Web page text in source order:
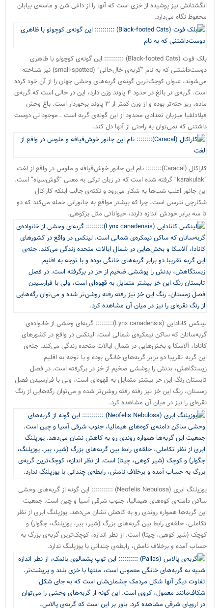
انگشتانش نیز پوشیده از خزی است که آنها را از داغی شن و ماسه‌ی بیابان
محفوظ نگاه می‌دارد.
بلک فوت (Black-footed Cats) :::::::::: این گونه‌ی کوچولو با ظاهری
دوست‌داشتنی که به نام “گربه‌ی خال‌خالی” (small-spotted) نیز شناخته
می‌شوند، عنوان کوچک‌ترین گونه‌ی گربه‌های وحشی جهان را از آن خود کرده
است. گربه‌ی نر بالغ در حدود ۴ پاوند وزن دارد، این در حالی است که گربه‌ی
ماده، ریز جثه‌تر بوده و از وزن کمتر از ۳ پاوند برخوردار است. باغ وحش
فیلادلفیا میزبان تعدادی محدود از این گونه‌ی گربه است . موجوداتی دوست
داشتنی که نمی‌توان به راحتی از آنها دل کند.
کاراکال (Caracal):::::::: نام این جانور خوش‌قیافه و ملوس در واقع از لغت
“karakulak” گرفته شده است که در زبان ترکی به معنی “گوش‌سیاه” است.
این جانور اغلب شب‌ها به شکار می‌رود و نکته‌ی جالب اینکه کاراکال
شکارچی نترسی است، چرا که بیشتر مواقع به جانورانی حمله می‌کند که دو
تا سه برابر خودش اندازه دارند، حیواناتی مثل بزکوهی.
لینکس کانادایی (Lynx canadensis)::::::::: گربه‌ای وحشی از خانواده‌ی
گربه‌سانان که ساکن نیمکره‌ی شمالی است. لینکس در واقع در کشورهای
کانادا، آلاسکا و بخش‌هایی در شمال ایالات متحده زندگی می‌کند. جثه‌ی
این گربه تقریبا دو برابر گربه‌های خانگی بوده و با توجه به اقلیم
زیستگاهش، بدنش را پوششی ضخیم از خز در برگرفته است. در فصل
تابستان رنگ این خز بیشتر متمایل به قهوه‌ای است، ولی با فرارسیدن فصل
زمستان، رنگ این خز نیز رفته رفته روشن‌تر شده و می‌توان رگه‌هایی از رنگ
نقره‌ای را نیز در میان آن مشاهده کرد.
یوزپلنگ ابری (Neofelis Nebulosa) ::::::::::: این گونه از گربه‌های وحشی
ساکن دامنه‌ی کوه‌های هیمالیا، جنوب شرقی آسیا و چین است. جمعیت
این گربه‌ها همواره روندی رو به کاهش نشان می‌دهد. یوزپلنگ ابری از نظر
تکاملی، حلقه‌ی رابط بین گربه‌های بزرگ (شیر، ببر، یوزپلنگ، جگوار) و
کوچک (شیر کوهی، چیتا) است. از نظر اندازه، کوچک‌ترین گربه‌ی بزرگ به
حساب آمده و برخلاف نامش، رابطه‌ی چندانی با یوزپلنگ ندارد.